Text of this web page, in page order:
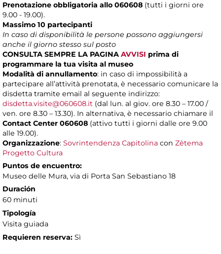
Prenotazione obbligatoria allo 060608 (tutti i giorni ore
9.00 - 19.00).
Massimo 10 partecipanti
In caso di disponibilità le persone possono aggiungersi
anche il giorno stesso sul posto
CONSULTA SEMPRE LA PAGINA AVVISI prima di
programmare la tua visita al museo
Modalità di annullamento: in caso di impossibilità a
partecipare all’attività prenotata, è necessario comunicare la
disdetta tramite email al seguente indirizzo:
disdetta.visite@060608.it (dal lun. al giov. ore 8.30 – 17.00 /
ven. ore 8.30 – 13.30). In alternativa, è necessario chiamare il
Contact Center 060608 (attivo tutti i giorni dalle ore 9.00
alle 19.00).
Organizzazione: Sovrintendenza Capitolina con Zètema
Progetto Cultura
Puntos de encuentro:
Museo delle Mura, via di Porta San Sebastiano 18
Duración
60 minuti
Tipología
Visita guiada
Requieren reserva: Sì